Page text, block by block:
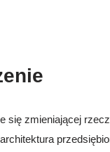
się zmieniającej